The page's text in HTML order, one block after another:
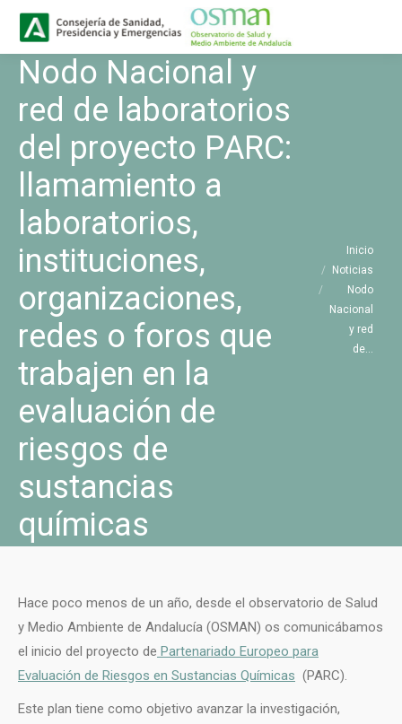
Nodo Nacional y
red de laboratorios
del proyecto PARC:
llamamiento a
laboratorios,
instituciones,
organizaciones,
redes o foros que
trabajen en la
evaluación de
riesgos de
sustancias
químicas
Estás aquí:
Inicio
Noticias
Nodo
Nacional
y red
de…
Hace poco menos de un año, desde el observatorio de Salud
y Medio Ambiente de Andalucía (OSMAN) os comunicábamos
el inicio del proyecto de Partenariado Europeo para
Evaluación de Riesgos en Sustancias Químicas (PARC).
Este plan tiene como objetivo avanzar la investigación,